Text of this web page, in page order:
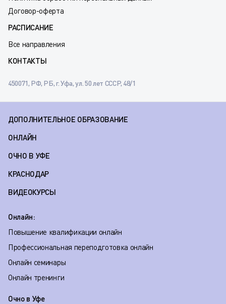
Договор-оферта
РАСПИСАНИЕ
Все направления
КОНТАКТЫ
450071, РФ, РБ, г. Уфа, ул. 50 лет СССР, 48/1
ДОПОЛНИТЕЛЬНОЕ ОБРАЗОВАНИЕ
ОНЛАЙН
ОЧНО В УФЕ
КРАСНОДАР
ВИДЕОКУРСЫ
Онлайн:
Повышение квалификации онлайн
Профессиональная переподготовка онлайн
Онлайн семинары
Онлайн тренинги
Очно в Уфе